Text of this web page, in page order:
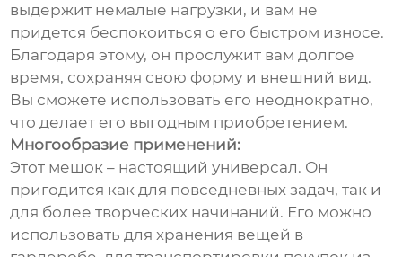
выдержит немалые нагрузки, и вам не
придется беспокоиться о его быстром износе.
Благодаря этому, он прослужит вам долгое
время, сохраняя свою форму и внешний вид.
Вы сможете использовать его неоднократно,
что делает его выгодным приобретением.
Многообразие применений:
Этот мешок – настоящий универсал. Он
пригодится как для повседневных задач, так и
для более творческих начинаний. Его можно
использовать для хранения вещей в